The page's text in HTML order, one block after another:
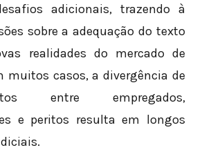
adicionais, trazendo à
sobre a adequação do texto
realidades do mercado de
muitos casos, a divergência de
entre empregados,
e peritos resulta em longos